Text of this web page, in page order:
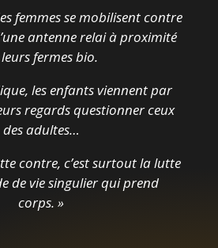
femmes se mobilisent contre
antenne relai à proximité
fermes bio.
les enfants viennent par
regards questionner ceux
des adultes…
contre, c’est surtout la lutte
de vie singulier qui prend
corps. »